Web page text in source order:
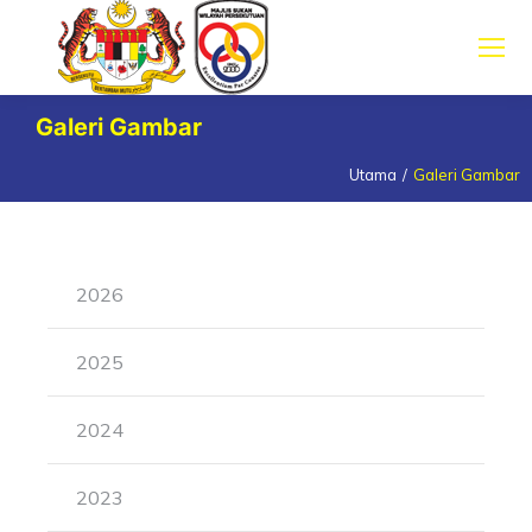
Galeri Gambar
Utama Galeri Gambar
2026
2025
2024
2023